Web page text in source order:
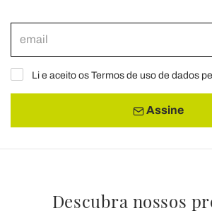
Li e aceito os Termos de uso de dados
Assine
Descubra nossos